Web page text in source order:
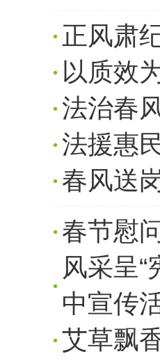
正风肃
以质效
法治春
法援惠
春风送
春节慰
风采呈
中宣传
艾草飘